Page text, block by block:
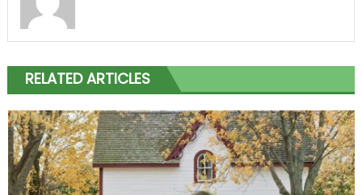
RELATED ARTICLES